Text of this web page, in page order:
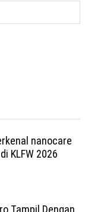
nanocare
KLFW 2026
Tampil Dengan